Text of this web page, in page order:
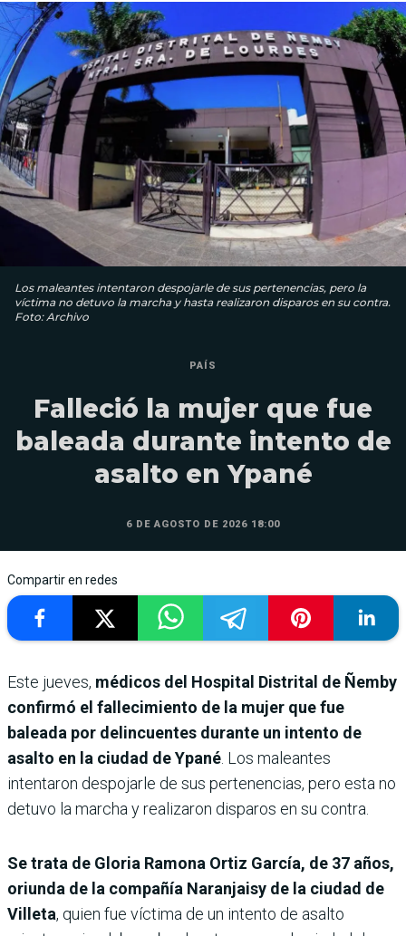
Los maleantes intentaron despojarle de sus pertenencias, pero la
víctima no detuvo la marcha y hasta realizaron disparos en su contra.
Foto: Archivo
PAÍS
Falleció la mujer que fue
baleada durante intento de
asalto en Ypané
6 DE AGOSTO DE 2026 18:00
Compartir en redes
Este jueves, médicos del Hospital Distrital de Ñemby
confirmó el fallecimiento de la mujer que fue
baleada por delincuentes durante un intento de
asalto en la ciudad de Ypané . Los maleantes
intentaron despojarle de sus pertenencias, pero esta no
detuvo la marcha y realizaron disparos en su contra.
Se trata de Gloria Ramona Ortiz García, de 37 años,
oriunda de la compañía Naranjaisy de la ciudad de
Villeta, quien fue víctima de un intento de asalto